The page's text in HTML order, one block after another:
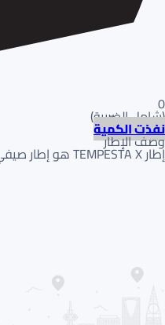
0
(شامل الضريبة)
نفذت الكمية
وصف الإطار
إطار TEMPESTA X هو إطار صيفي عالي الأداء الفائق. مصمم لـأقصى تماسك جاف واستجابة توجيه دقيقة. يتميز بـدعسة غير متماثلة لـثبات فائق عند الانعطاف.